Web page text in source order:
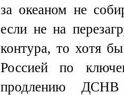
за океаном не
если не на
контура, то хотя
Россией по
продлению